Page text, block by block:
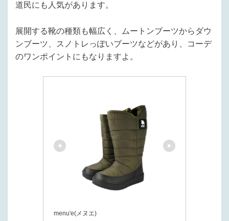
道民にも人気があります。
展開する靴の種類も幅広く、ムートンブーツからダウ
ンブーツ、スノトレっぽいブーツなどがあり、コーデ
のワンポイントにもなりますよ。
menu'e(メヌエ)